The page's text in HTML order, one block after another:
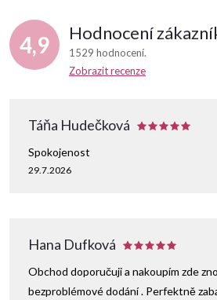
4,9 Hodnocení
1529 hodnocení
Zobrazit recenze
Táňa Hudečková
29.7.2026
Spokojenost
Hana Dufková
Obchod doporučuji a nakoupím zde
bezproblémové dodání . Perfektně